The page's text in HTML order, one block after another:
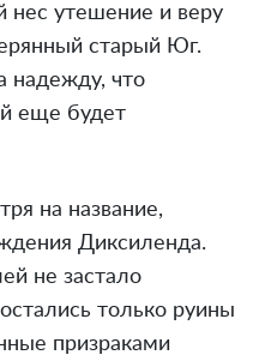
нес утешение и веру
старый Юг.
надежду, что
еще будет
на название,
Диксиленда.
не застало
только руины
призраками